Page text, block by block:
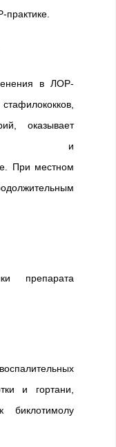
в ЛОР-
оказывает
и
При местном
препарата
и гортани,
биклотимолу